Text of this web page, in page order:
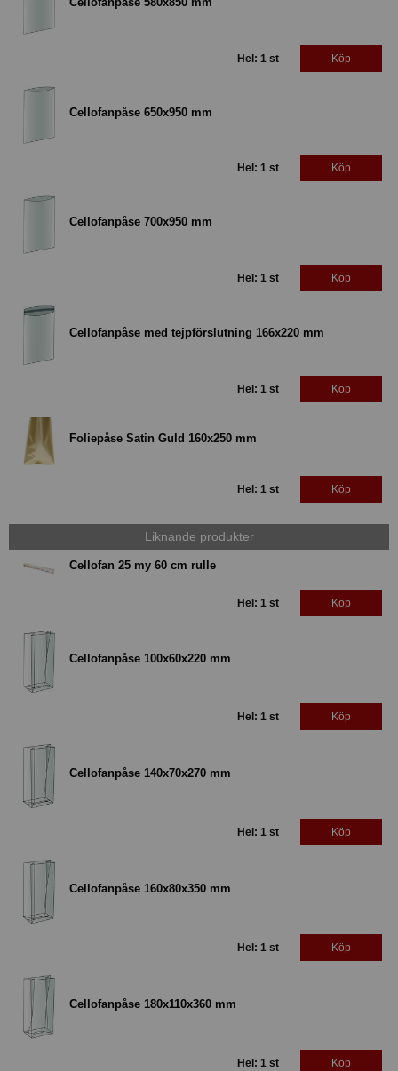
Hel: 1 st Köp
Cellofanpåse 650x950 mm
Hel: 1 st Köp
Cellofanpåse 700x950 mm
Hel: 1 st Köp
Cellofanpåse med tejpförslutning 166x220 mm
Hel: 1 st Köp
Foliepåse Satin Guld 160x250 mm
Hel: 1 st Köp
Liknande produkter
Cellofan 25 my 60 cm rulle
Hel: 1 st Köp
Cellofanpåse 100x60x220 mm
Hel: 1 st Köp
Cellofanpåse 140x70x270 mm
Hel: 1 st Köp
Cellofanpåse 160x80x350 mm
Hel: 1 st Köp
Cellofanpåse 180x110x360 mm
Hel: 1 st Köp